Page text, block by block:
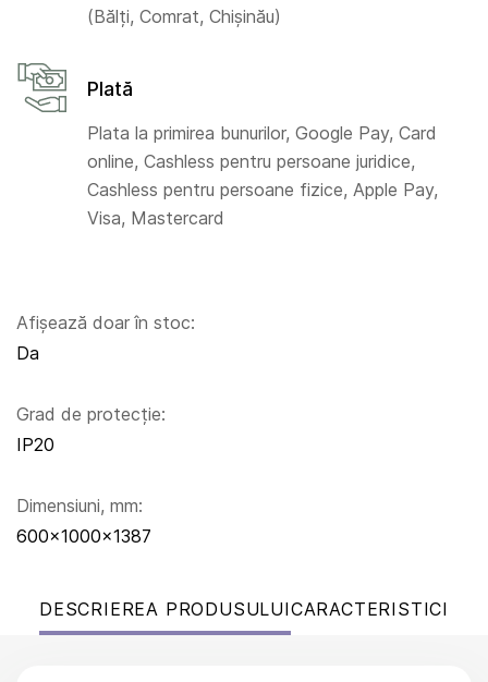
Afișează doar în stoc:
Da
Grad de protecție:
IP20
Dimensiuni, mm:
600x1000x1387
(Bălți, Comrat, Chișinău)
Plată
Plata la primirea bunurilor, Google Pay, Card
online, Cashless pentru persoane juridice,
Cashless pentru persoane fizice, Apple Pay,
Visa, Mastercard
DESCRIEREA PRODUSULUICARACTERISTICI